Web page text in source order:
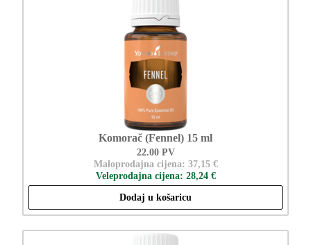
Komorač (Fennel) 15 ml
22.00 PV
Maloprodajna cijena: 37,15 €
Veleprodajna cijena: 28,24 €
Dodaj u košaricu